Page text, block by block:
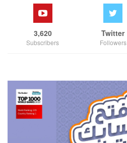
Twitter
Followers
3,620
Subscribers